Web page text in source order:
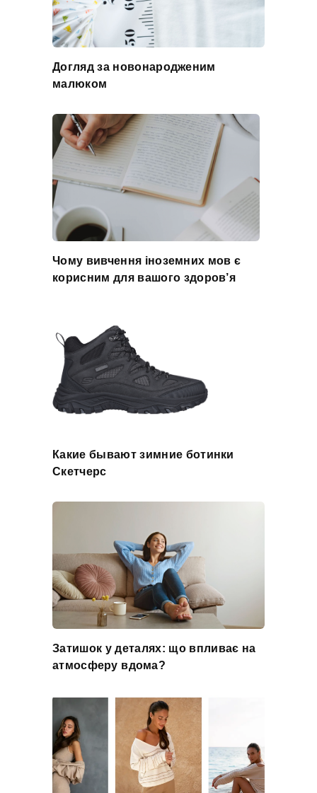
Догляд за новонародженим
малюком
Чому вивчення іноземних мов є
корисним для вашого здоров’я
Какие бывают зимние ботинки
Скетчерс
Затишок у деталях: що впливає на
атмосферу вдома?